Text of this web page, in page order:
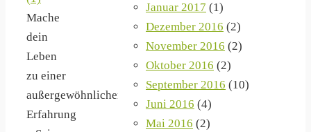
Mache
dein
Leben
zu einer
außergewöhnlichen
Erfahrung
Januar 2017 (1)
Dezember 2016 (2)
November 2016 (2)
Oktober 2016 (2)
September 2016 (10)
Juni 2016 (4)
Mai 2016 (2)